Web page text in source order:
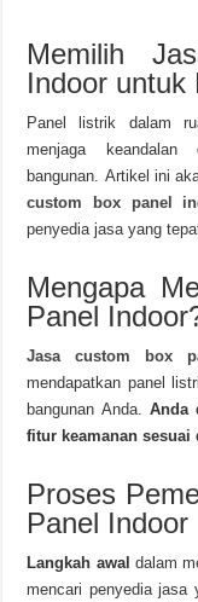
Memilih
Indoor untuk
Panel listrik dalam
menjaga
bangunan. Artikel ini
custom box panel
penyedia jasa yang
Mengapa
Panel
Jasa custom box
mendapatkan panel
bangunan Anda. Anda
fitur keamanan
Proses
Panel Indoor
Langkah awal dalam
mencari penyedia jasa